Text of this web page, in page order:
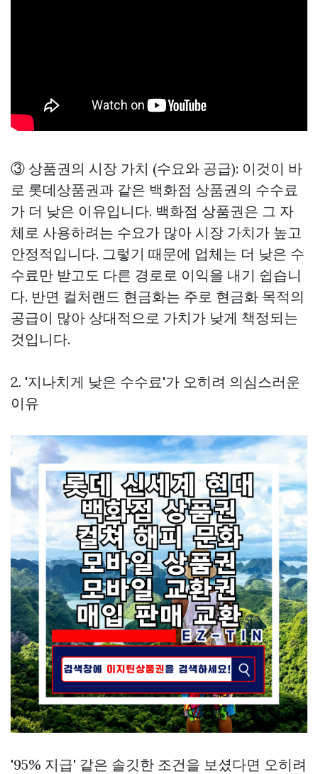
③ 상품권의 시장 가치 (수요와 공급): 이것이 바
로 롯데상품권과 같은 백화점 상품권의 수수료
가 더 낮은 이유입니다. 백화점 상품권은 그 자
체로 사용하려는 수요가 많아 시장 가치가 높고
안정적입니다. 그렇기 때문에 업체는 더 낮은 수
수료만 받고도 다른 경로로 이익을 내기 쉽습니
다. 반면 컬처랜드 현금화는 주로 현금화 목적의
공급이 많아 상대적으로 가치가 낮게 책정되는
것입니다.
2. '지나치게 낮은 수수료'가 오히려 의심스러운
이유
'95% 지급' 같은 솔깃한 조건을 보셨다면 오히려